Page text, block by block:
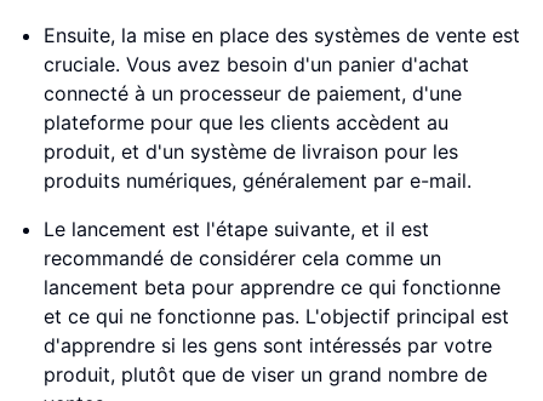
Ensuite, la mise en place des systèmes de vente est
cruciale. Vous avez besoin d'un panier d'achat
connecté à un processeur de paiement, d'une
plateforme pour que les clients accèdent au
produit, et d'un système de livraison pour les
produits numériques, généralement par e-mail.
Le lancement est l'étape suivante, et il est
recommandé de considérer cela comme un
lancement beta pour apprendre ce qui fonctionne
et ce qui ne fonctionne pas. L'objectif principal est
d'apprendre si les gens sont intéressés par votre
produit, plutôt que de viser un grand nombre de